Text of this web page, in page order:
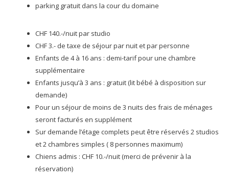
parking gratuit dans la cour du domaine
CHF 140.-/nuit par studio
CHF 3.- de taxe de séjour par nuit et par personne
Enfants de 4 à 16 ans : demi-tarif pour une chambre
supplémentaire
Enfants jusqu’à 3 ans : gratuit (lit bébé à disposition sur
demande)
Pour un séjour de moins de 3 nuits des frais de ménages
seront facturés en supplément
Sur demande l’étage complets peut être réservés 2 studios
et 2 chambres simples ( 8 personnes maximum)
Chiens admis : CHF 10.-/nuit (merci de prévenir à la
réservation)